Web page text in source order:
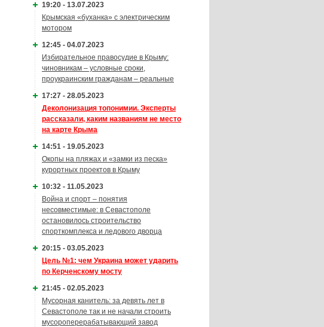
19:20 - 13.07.2023
Крымская «буханка» с электрическим
мотором
12:45 - 04.07.2023
Избирательное правосудие в Крыму:
чиновникам – условные сроки,
проукраинским гражданам – реальные
17:27 - 28.05.2023
Деколонизация топонимии. Эксперты
рассказали, каким названиям не место
на карте Крыма
14:51 - 19.05.2023
Окопы на пляжах и «замки из песка»
курортных проектов в Крыму
10:32 - 11.05.2023
Война и спорт – понятия
несовместимые: в Севастополе
остановилось строительство
спорткомплекса и ледового дворца
20:15 - 03.05.2023
Цель №1: чем Украина может ударить
по Керченскому мосту
21:45 - 02.05.2023
Мусорная канитель: за девять лет в
Севастополе так и не начали строить
мусороперерабатывающий завод